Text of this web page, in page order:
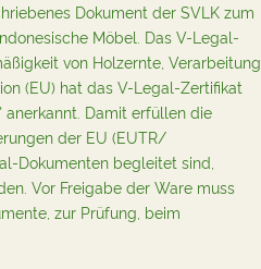
Dokument der SVLK zum
Möbel. Das V-Legal-
von Holzernte, Verarbeitung
(EU) hat das V-Legal-Zertifikat
anerkannt. Damit erfüllen die
der EU (EUTR/
Dokumenten begleitet sind,
Vor Freigabe der Ware muss
zur Prüfung, beim